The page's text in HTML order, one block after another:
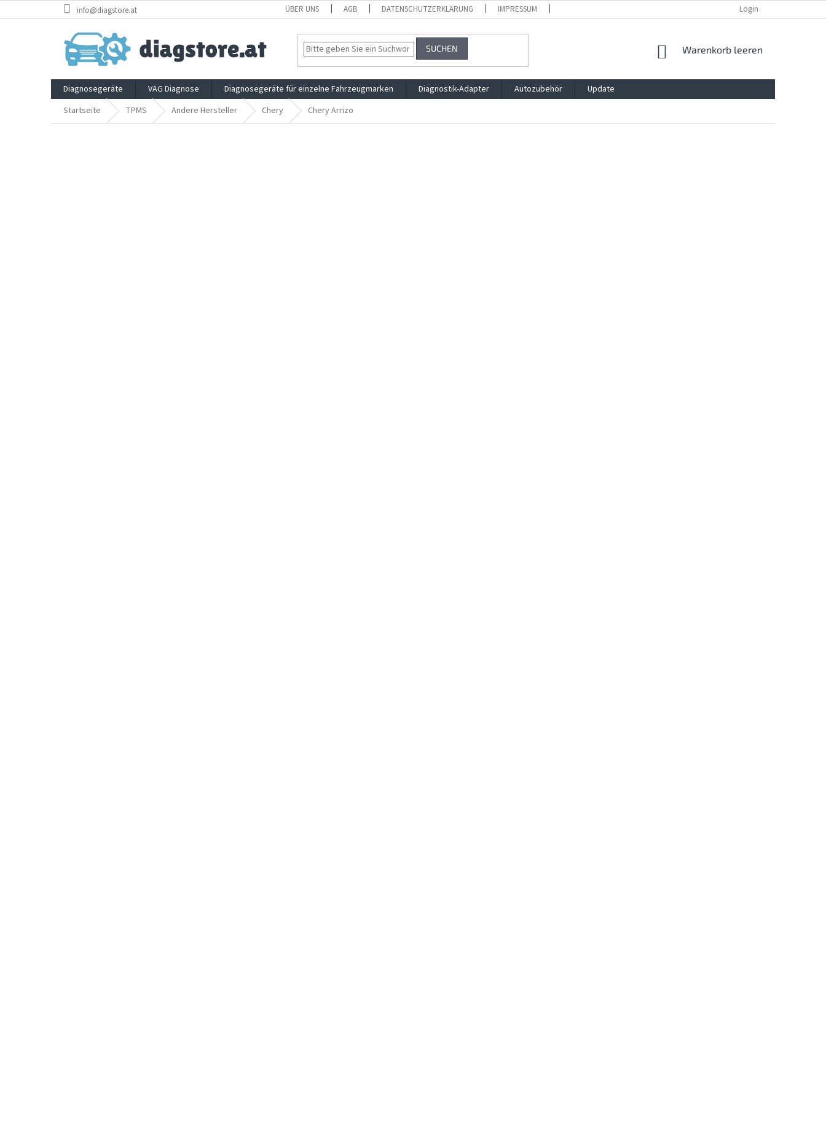
Inhalt
info@diagstore.at ÜBER UNS AGB DATENSCHUTZERKLÄRUNG IMPRESSUM Login
SUCHEN WARENKORB
Warenkorb leeren
Diagnosegeräte VAG Diagnose Diagnosegeräte für einzelne Fahrzeugmarken Diagnostik-Adapter Autozubehör
Update
Startseite
TPMS Andere Hersteller Chery Chery Arrizo